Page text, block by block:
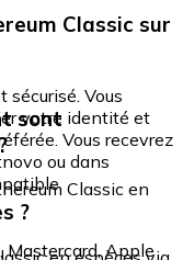
Classic sur
Vous
votre identité et
Vous recevrez
ou dans
sont
Classic en
Mastercard, Apple
?